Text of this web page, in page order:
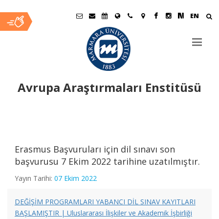
EN
Avrupa Araştırmaları Enstitüsü
İçerikErasmus Başvuruları için dil sınavı son
başvurusu 7 Ekim 2022 tarihine uzatılmıştır.
Yayın Tarihi: 07 Ekim 2022
DEĞİŞİM PROGRAMLARI YABANCI DİL SINAV KAYITLARI
BAŞLAMIŞTIR | Uluslararası İlişkiler ve Akademik İşbirliği
2025-2026 EĞİTİM ÖĞRETİM GÜZ YARIYILINDA KESİN KAYIT
HAKKI KAZANAN YEDEK ADAY LİSTESİ
LİSANSÜSTÜ BOŞ KONTENJAN BİLGİLERİ